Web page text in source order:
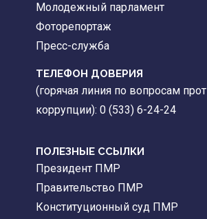
Молодежный парламент
Фоторепортаж
Пресс-служба
ТЕЛЕФОН ДОВЕРИЯ
(горячая линия по вопросам
коррупции): 0 (533) 6-24-24
ПОЛЕЗНЫЕ ССЫЛКИ
Президент ПМР
Правительство ПМР
Конституционный суд ПМР